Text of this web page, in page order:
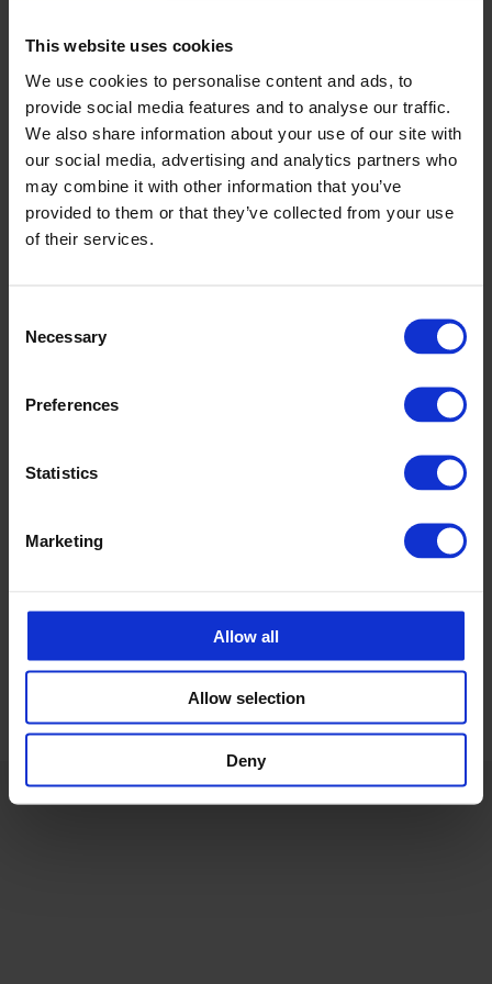
This website uses cookies
We use cookies to personalise content and ads, to
provide social media features and to analyse our traffic.
We also share information about your use of our site with
our social media, advertising and analytics partners who
may combine it with other information that you’ve
provided to them or that they’ve collected from your use
of their services.
Selection
Necessary
Preferences
Statistics
Marketing
Allow all
Allow selection
Deny
Documenten & certificaten +
Kies maat of variant:
S693191 AANSLUITING, FLENS DN25 PN16
Productblad downloaden
Verkoper